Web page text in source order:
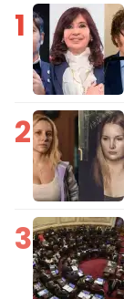
1
2
3